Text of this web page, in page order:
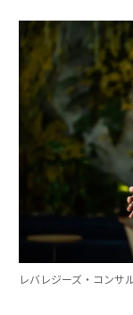
レバレジーズ・コンサ